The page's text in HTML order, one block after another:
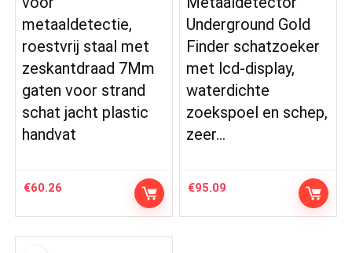
metaaldetectie,
roestvrij staal met
zeskantdraad 7Mm
gaten voor strand
schat jacht plastic
handvat
€60.26
Underground Gold
Finder schatzoeker
met lcd-display,
waterdichte
zoekspoel en schep,
zeer…
€95.09